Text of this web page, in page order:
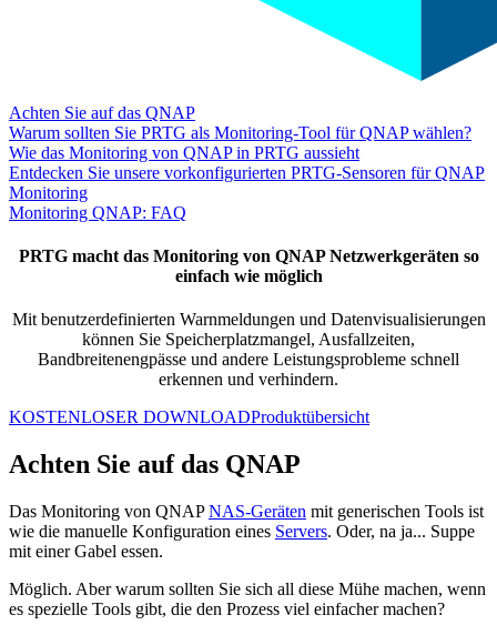
Achten Sie auf das QNAP
Warum sollten Sie PRTG als Monitoring-Tool für QNAP wählen?
Wie das Monitoring von QNAP in PRTG aussieht
Entdecken Sie unsere vorkonfigurierten PRTG-Sensoren für QNAP
Monitoring
Monitoring QNAP: FAQ
PRTG macht das Monitoring von QNAP Netzwerkgeräten so
einfach wie möglich
Mit benutzerdefinierten Warnmeldungen und Datenvisualisierungen
können Sie Speicherplatzmangel, Ausfallzeiten,
Bandbreitenengpässe und andere Leistungsprobleme schnell
erkennen und verhindern.
KOSTENLOSER DOWNLOADProduktübersicht
Achten Sie auf das QNAP
Das Monitoring von QNAPNAS-Geräten mit generischen Tools ist
wie die manuelle Konfiguration eines Servers. Oder, na ja... Suppe
mit einer Gabel essen.
Möglich. Aber warum sollten Sie sich all diese Mühe machen, wenn
es spezielle Tools gibt, die den Prozess viel einfacher machen?